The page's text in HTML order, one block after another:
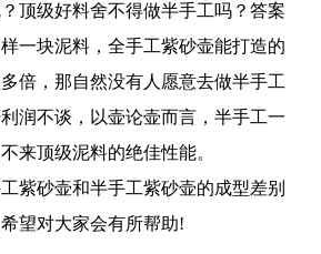
顶级好料舍不得做半手工吗？答案
一块泥料，全手工紫砂壶能打造的
倍，那自然没有人愿意去做半手工
润不谈，以壶论壶而言，半手工一
来顶级泥料的绝佳性能。
紫砂壶和半手工紫砂壶的成型差别
望对大家会有所帮助!